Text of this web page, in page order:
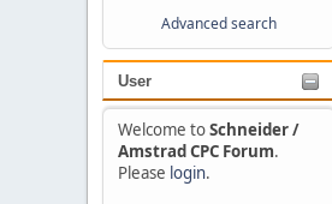
Advanced search
User
Welcome toSchneider /
Amstrad CPC Forum.
Please login.